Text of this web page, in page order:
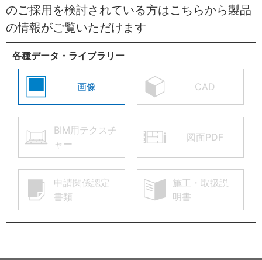
のご採用を検討されている方はこちらから製品
の情報がご覧いただけます
各種データ・ライブラリー
画像 CAD
BIM用テクスチ
ャー
図面PDF
申請関係認定
書類
施工・取扱説
明書